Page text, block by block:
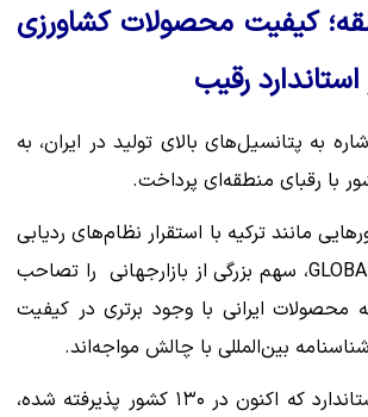
کیفیت محصولات کشاورزی
استاندارد رقیب
به پتانسیل‌های بالای تولید در ایران، به
با رقبای منطقه‌ای پرداخت.
مانند ترکیه با استقرار نظام‌های ردیابی
و استاندارد GLOBALG.A.P، سهم بزرگی از بازارجهانی را تصاحب
محصولات ایرانی با وجود برتری در کیفیت
بین‌المللی با چالش مواجه‌اند.
به گفته وی، این استاندارد که اکنون در ۱۳۰ کشور پذیرفته شده،